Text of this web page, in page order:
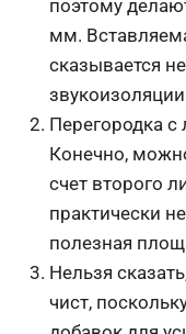
поэтому
мм.
сказывается
Перегородка с
Конечно,
счет второго
практически
полезная
Нельзя
чист,